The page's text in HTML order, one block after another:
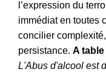
l’expression du
immédiat en toutes
concilier
persistance. A table
L'Abus d'alcool est